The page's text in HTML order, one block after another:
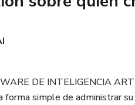
3. INTERÉS COMPUESTO:
automáticamente generando
DE INTELIGENCIA
forma simple de administrar